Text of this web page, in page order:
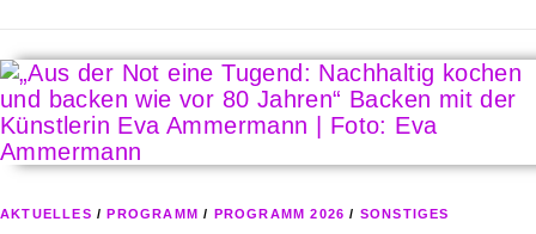
AKTUELLES /PROGRAMM / PROGRAMM 2026 / SONSTIGES